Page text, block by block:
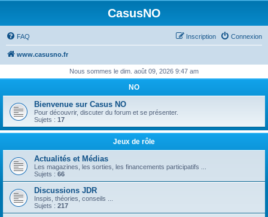
CasusNO
FAQ Connexion
Inscription
www.casusno.fr
Nous sommes le dim. août 09, 2026 9:47 am
NO
Bienvenue sur Casus NO
Pour découvrir, discuter du forum et se présenter.
Sujets : 17
Jeux de rôle
Actualités et Médias
Les magazines, les sorties, les financements participatifs ...
Sujets : 66
Discussions JDR
Inspis, théories, conseils ...
Sujets : 217